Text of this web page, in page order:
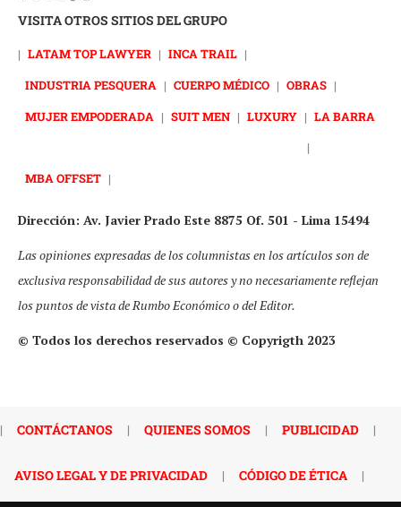
VISITA OTROS SITIOS DEL GRUPO
| LATAM TOP LAWYER | INCA TRAIL |
INDUSTRIA PESQUERA | CUERPO MÉDICO | OBRAS |
MUJER EMPODERADA | SUIT MEN | LUXURY | LA BARRA
|
MBA OFFSET |
Dirección: Av. Javier Prado Este 8875 Of. 501 - Lima 15494
Las opiniones expresadas de los columnistas en los artículos son de
exclusiva responsabilidad de sus autores y no necesariamente reflejan
los puntos de vista de Rumbo Económico o del Editor.
© Todos los derechos reservados © Copyrigth 2023
| CONTÁCTANOS | QUIENES SOMOS | PUBLICIDAD |
AVISO LEGAL Y DE PRIVACIDAD | CÓDIGO DE ÉTICA |